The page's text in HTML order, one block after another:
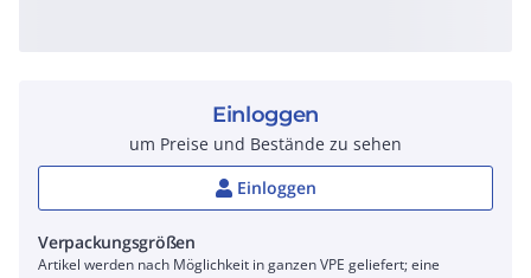
Einloggen
um Preise und Bestände zu sehen
Einloggen
Verpackungsgrößen
Artikel werden nach Möglichkeit in ganzen VPE geliefert; eine